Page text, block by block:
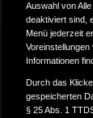
Auswahl von
deaktiviert sind,
Menü jederzeit
Informationen
Durch das
gespeicherten
§ 25 Abs. 1